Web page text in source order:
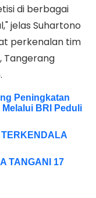
di berbagai
jelas Suhartono
perkenalan tim
Tangerang
Peningkatan
BRI Peduli
TANGANI 17